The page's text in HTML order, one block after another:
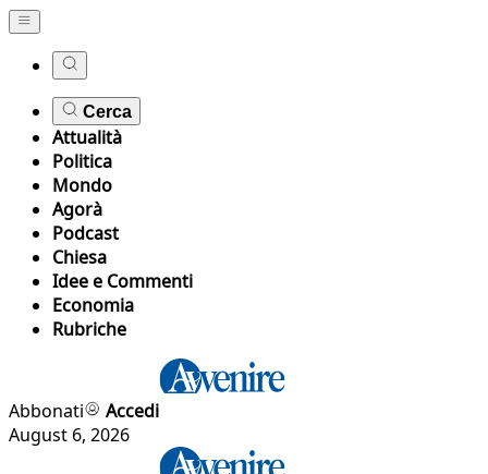
Cerca
Attualità
Politica
Mondo
Agorà
Podcast
Chiesa
Idee e Commenti
Economia
Rubriche
Abbonati
Accedi
August 6, 2026